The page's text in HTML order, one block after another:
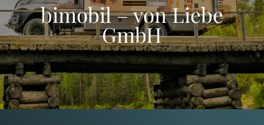
bimobil – von Liebe
GmbH